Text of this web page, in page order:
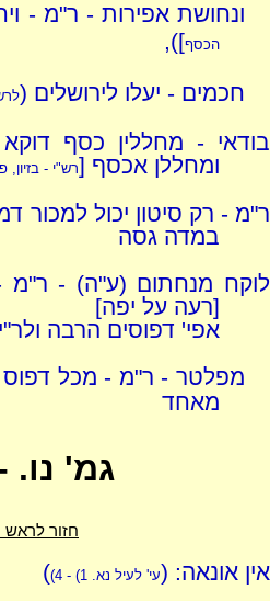
ונחושת אפירות - ר"מ -
הכסף]),
חכמים - יעלו לירושלים (
בודאי - מחללין כסף
ומחללן אכסף [רש"י - בזיון,
ר"מ - רק סיטון יכול
במדה גסה
לוקח מנחתום (ע"ה) -
[רעה על יפה]
אפי' דפוסים הרבה
מפלטר - ר"מ - מכל דפוס
מאחד
גמ' נו.
חזור
אין אונאה: (עי' לעיל נא. 1) - 4)
)